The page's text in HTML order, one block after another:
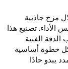
جاذبية
تصنيع هذا
الفنية
خطوة أساسية
حادًا